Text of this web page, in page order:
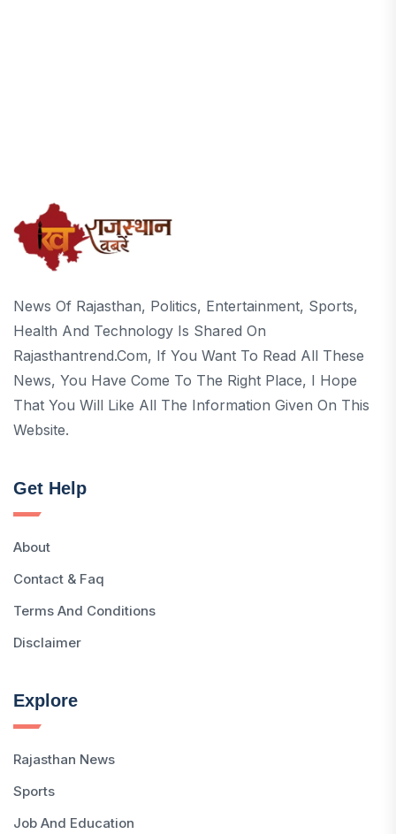
News Of Rajasthan, Politics, Entertainment, Sports,
Health And Technology Is Shared On
Rajasthantrend.com, If You Want To Read All These
News, You Have Come To The Right Place, I Hope
That You Will Like All The Information Given On This
Website.
Get Help
About
Contact & Faq
Terms And Conditions
Disclaimer
Explore
Rajasthan News
Sports
Job And Education